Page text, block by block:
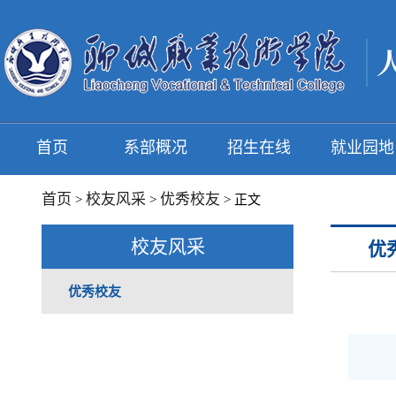
首页 系部概况 招生在线 就业园地
首页 > 校友风采 > 优秀校友 > 正文
校友风采
优秀校友
优